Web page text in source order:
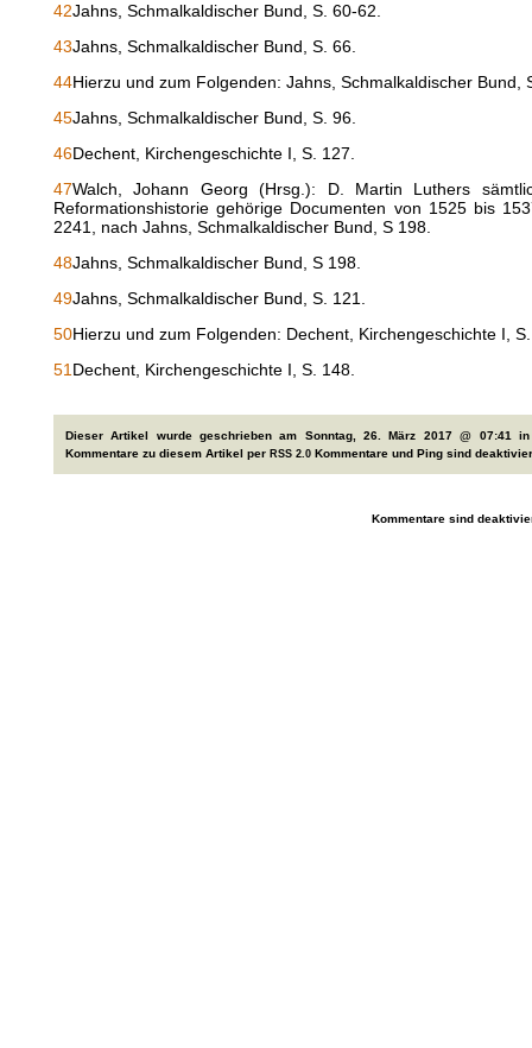
42Jahns, Schmalkaldischer Bund, S. 60-62.
43Jahns, Schmalkaldischer Bund, S. 66.
44Hierzu und zum Folgenden: Jahns, Schmalkaldischer Bund,
45Jahns, Schmalkaldischer Bund, S. 96.
46Dechent, Kirchengeschichte I, S. 127.
47Walch, Johann Georg (Hrsg.): D. Martin Luthers
Reformationshistorie gehörige Documenten von 1525 bis
2241, nach Jahns, Schmalkaldischer Bund, S 198.
48Jahns, Schmalkaldischer Bund, S 198.
49Jahns, Schmalkaldischer Bund, S. 121.
50Hierzu und zum Folgenden: Dechent, Kirchengeschichte I,
51Dechent, Kirchengeschichte I, S. 148.
Dieser Artikel wurde geschrieben am Sonntag, 26. März 2017 @ 07:41
Kommentare zu diesem Artikel per RSS 2.0 Kommentare und Ping sind
Kommentare sind